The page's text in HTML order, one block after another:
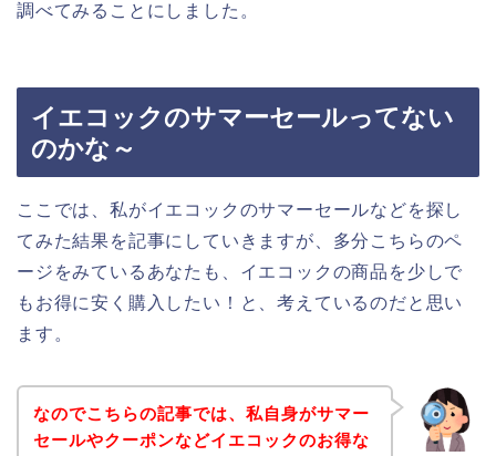
調べてみることにしました。
イエコックのサマーセールってない
のかな～
ここでは、私がイエコックのサマーセールなどを探し
てみた結果を記事にしていきますが、多分こちらのペ
ージをみているあなたも、イエコックの商品を少しで
もお得に安く購入したい！と、考えているのだと思い
ます。
なのでこちらの記事では、私自身がサマー
セールやクーポンなどイエコックのお得な